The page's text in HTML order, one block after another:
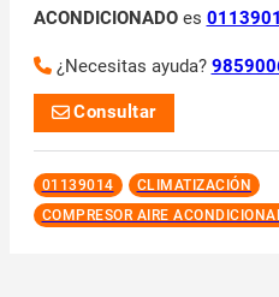
ACONDICIONADOes
¿Necesitas ayuda?
Consultar
01139014
CLIMATIZACIÓN
COMPRESOR AIRE